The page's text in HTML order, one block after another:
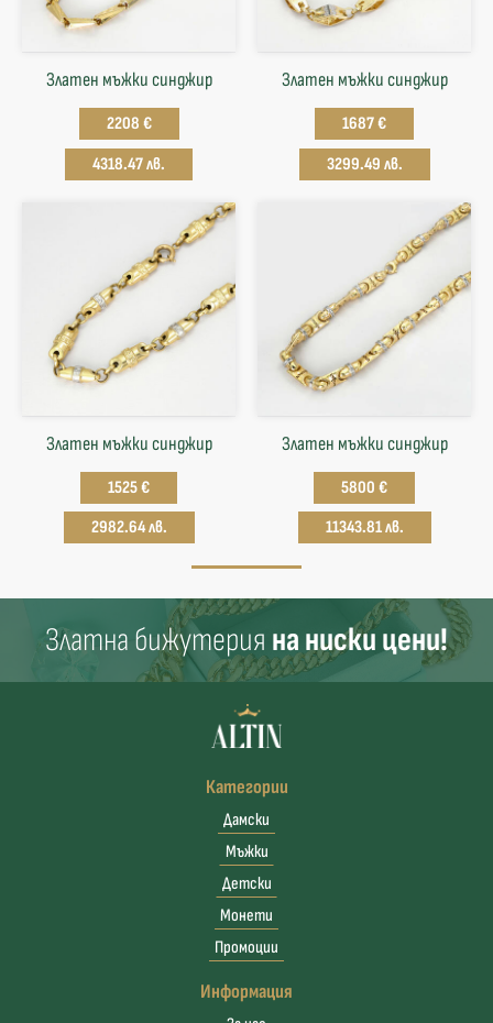
Златен мъжки синджир
2208 €
4318.47 лв.
Златен мъжки синджир
1687 €
3299.49 лв.
Златен мъжки синджир
1525 €
2982.64 лв.
Златен мъжки синджир
5800 €
11343.81 лв.
Златна бижутерия на ниски цени!
Категории
Дамски
Мъжки
Детски
Монети
Промоции
Информация